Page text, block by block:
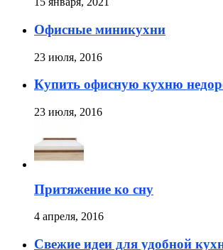
Офисные миникухни
23 июля, 2016
Купить офисную кухню
23 июля, 2016
Притяжение ко сну
4 апреля, 2016
Свежие идеи для удобной